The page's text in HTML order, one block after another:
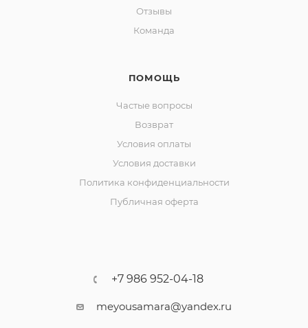
Отзывы
Команда
ПОМОЩЬ
Частые вопросы
Возврат
Условия оплаты
Условия доставки
Политика конфиденциальности
Публичная оферта
+7 986 952-04-18
meyousamara@yandex.ru